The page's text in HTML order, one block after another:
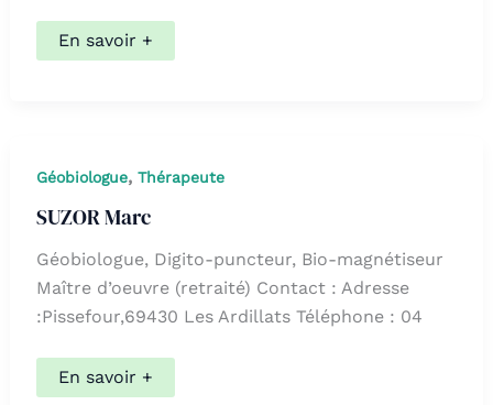
MUZIN
Jérôme
En savoir +
Géobiologue, Thérapeute
SUZOR Marc
Géobiologue, Digito-puncteur, Bio-magnétiseur
Maître d’oeuvre (retraité) Contact : Adresse
:Pissefour,69430 Les Ardillats Téléphone : 04
SUZOR
Marc
En savoir +